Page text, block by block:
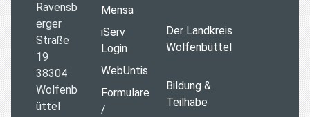
Ravensb
erger
Straße
19
38304
Wolfenb
üttel
Mensa
iServ
Login
WebUntis
Formulare
/
Der Landkreis
Wolfenbüttel
Bildung &
Teilhabe